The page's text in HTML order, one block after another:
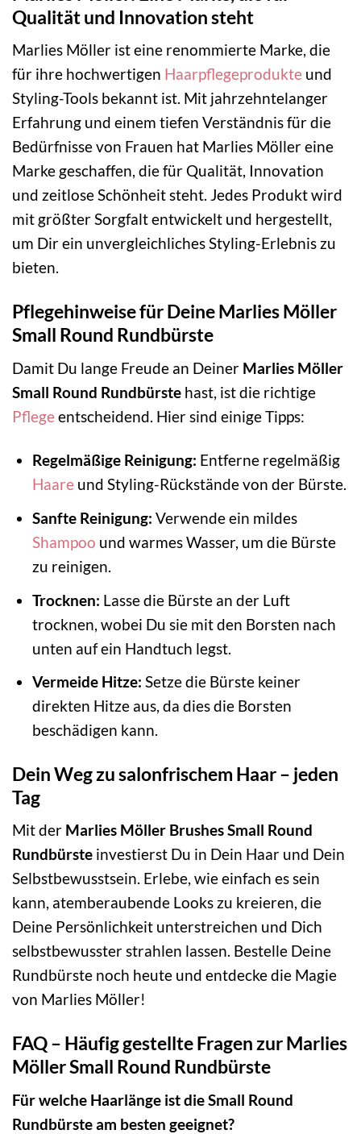
Qualität und Innovation steht
Marlies Möller ist eine renommierte Marke, die
für ihre hochwertigen Haarpflegeprodukte und
Styling-Tools bekannt ist. Mit jahrzehntelanger
Erfahrung und einem tiefen Verständnis für die
Bedürfnisse von Frauen hat Marlies Möller eine
Marke geschaffen, die für Qualität, Innovation
und zeitlose Schönheit steht. Jedes Produkt wird
mit größter Sorgfalt entwickelt und hergestellt,
um Dir ein unvergleichliches Styling-Erlebnis zu
bieten.
Pflegehinweise für Deine Marlies Möller
Small Round Rundbürste
Damit Du lange Freude an Deiner Marlies Möller
Small Round Rundbürste hast, ist die richtige
Pflegeentscheidend. Hier sind einige Tipps:
Regelmäßige Reinigung: Entferne regelmäßig
Haareund Styling-Rückstände von der Bürste.
Sanfte Reinigung: Verwende ein mildes
Shampoo und warmes Wasser, um die Bürste
zu reinigen.
Trocknen: Lasse die Bürste an der Luft
trocknen, wobei Du sie mit den Borsten nach
unten auf ein Handtuch legst.
Vermeide Hitze: Setze die Bürste keiner
direkten Hitze aus, da dies die Borsten
beschädigen kann.
Dein Weg zu salonfrischem Haar – jeden
Tag
Mit der Marlies Möller Brushes Small Round
Rundbürste investierst Du in Dein Haar und Dein
Selbstbewusstsein. Erlebe, wie einfach es sein
kann, atemberaubende Looks zu kreieren, die
Deine Persönlichkeit unterstreichen und Dich
selbstbewusster strahlen lassen. Bestelle Deine
Rundbürste noch heute und entdecke die Magie
von Marlies Möller!
FAQ – Häufig gestellte Fragen zur Marlies
Möller Small Round Rundbürste
Für welche Haarlänge ist die Small Round
Rundbürste am besten geeignet?